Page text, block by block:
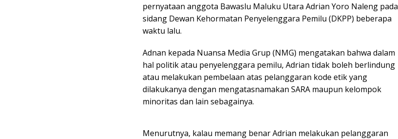
pernyataan anggota Bawaslu Maluku Utara Adrian Yoro Naleng pada
sidang Dewan Kehormatan Penyelenggara Pemilu (DKPP) beberapa
waktu lalu.
Adnan kepada Nuansa Media Grup (NMG) mengatakan bahwa dalam
hal politik atau penyelenggara pemilu, Adrian tidak boleh berlindung
atau melakukan pembelaan atas pelanggaran kode etik yang
dilakukanya dengan mengatasnamakan SARA maupun kelompok
minoritas dan lain sebagainya.
Menurutnya, kalau memang benar Adrian melakukan pelanggaran